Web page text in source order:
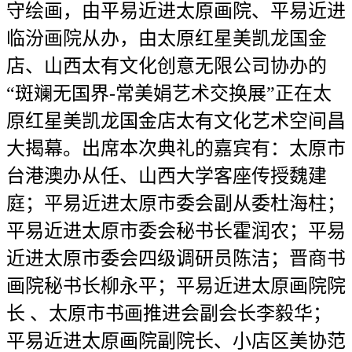
守绘画，由平易近进太原画院、平易近进
临汾画院从办，由太原红星美凯龙国金
店、山西太有文化创意无限公司协办的
“斑斓无国界-常美娟艺术交换展”正在太
原红星美凯龙国金店太有文化艺术空间昌
大揭幕。出席本次典礼的嘉宾有：太原市
台港澳办从任、山西大学客座传授魏建
庭；平易近进太原市委会副从委杜海柱；
平易近进太原市委会秘书长霍润农；平易
近进太原市委会四级调研员陈洁；晋商书
画院秘书长柳永平；平易近进太原画院院
长 、太原市书画推进会副会长李毅华；
平易近进太原画院副院长、小店区美协范